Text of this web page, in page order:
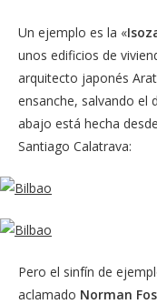
Un ejemplo es la «
unos edificios de
arquitecto japonés
ensanche, salvando el
abajo está hecha
Santiago Calatrava:
Pero el sinfín de
aclamado Norman